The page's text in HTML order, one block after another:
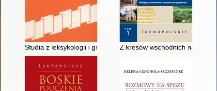
Studia z leksykologii i gramatyki języków słowiańskich : VI
Z kresów wschodnich na